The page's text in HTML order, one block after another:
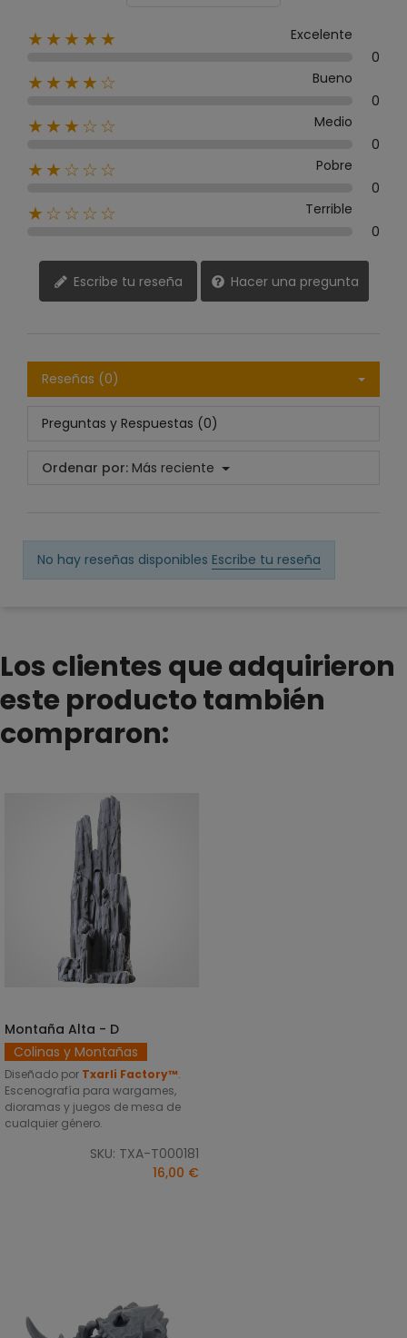
★★★★★
Excelente
0
★★★★☆
Bueno
0
★★★☆☆
Medio
0
★★☆☆☆
Pobre
0
★☆☆☆☆
Terrible
0
Escribe tu reseña Hacer una pregunta
Reseñas (0)
Preguntas y Respuestas (0)
Ordenar por: Más reciente
No hay reseñas disponibles Escribe tu reseña
Los clientes que adquirieron
este producto también
compraron:
SELECCIONAR OPCIONES
Montaña Alta - D
Colinas y Montañas
Diseñado por Txarli Factory™.
Escenografía para wargames,
dioramas y juegos de mesa de
cualquier género.
SKU: TXA-T000181
16,00 €